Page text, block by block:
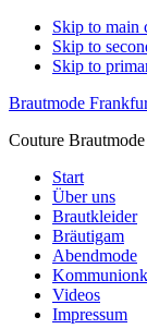
Skip to main
Skip to
Skip to
Brautmode
Couture
Start
Über uns
Brautkleider
Bräutigam
Abendmode
Videos
Impressum